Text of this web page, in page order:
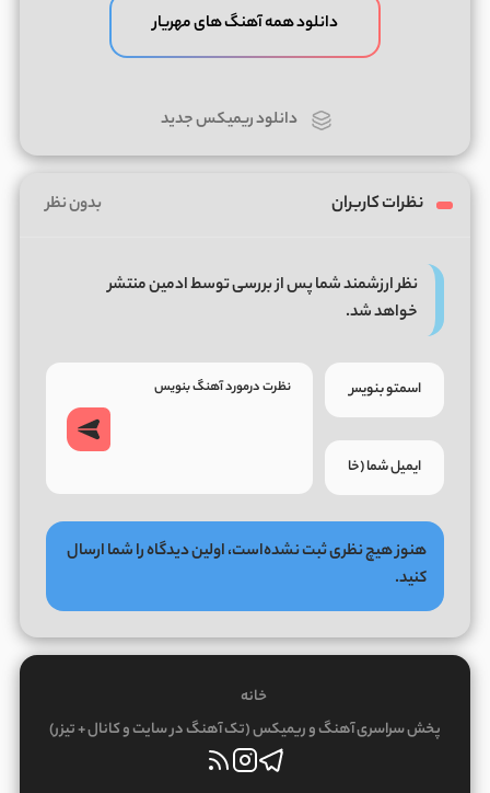
دانلود همه آهنگ های مهریار
دانلود ریمیکس جدید
نظرات کاربران بدون نظر
نظر ارزشمند شما پس از بررسی توسط ادمین منتشر
خواهد شد.
هنوز هیچ نظری ثبت نشده‌است، اولین دیدگاه را شما ارسال
کنید.
خانه
پخش سراسری آهنگ و ریمیکس (تک آهنگ در سایت و کانال + تیزر)